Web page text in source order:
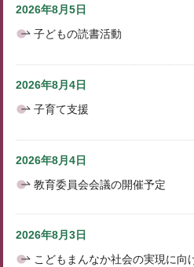
2026年8月5日
子どもの読書活動
2026年8月4日
子育て支援
2026年8月4日
教育委員会会議の開催予定
2026年8月3日
こどもまんなか社会の実現に向